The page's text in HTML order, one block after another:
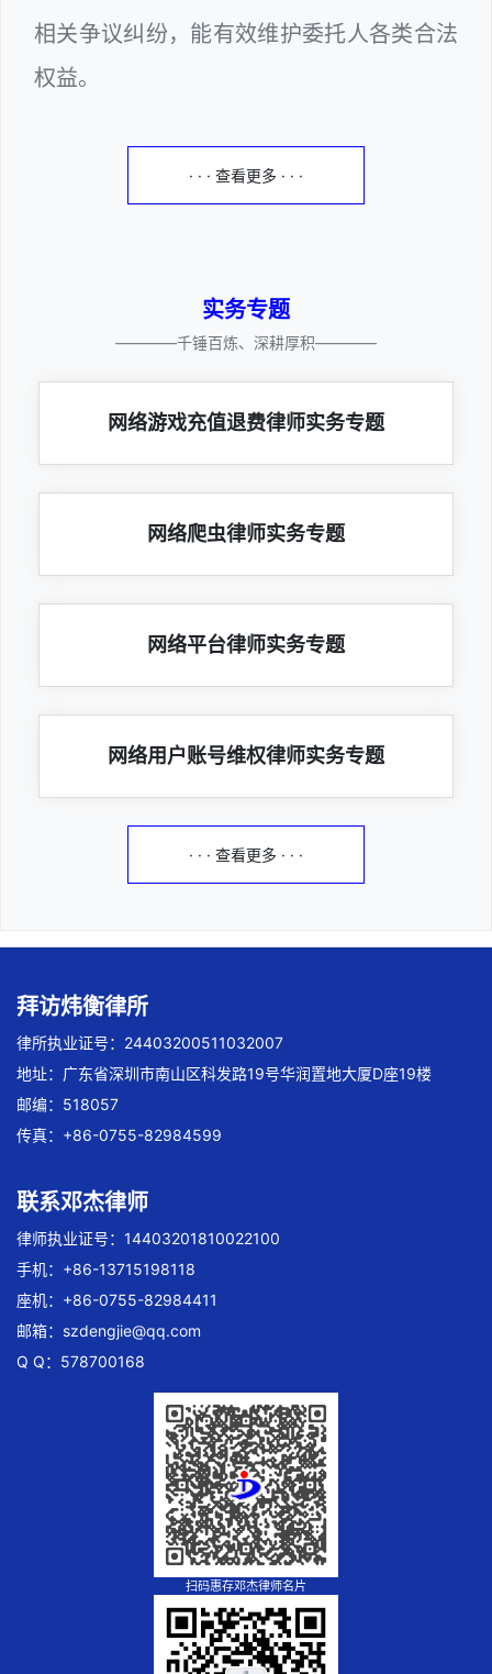
相关争议纠纷，能有效维护委托人各类合法
权益。
· · · 查看更多 · · ·
实务专题
————千锤百炼、深耕厚积————
网络游戏充值退费律师实务专题
网络爬虫律师实务专题
网络平台律师实务专题
网络用户账号维权律师实务专题
· · · 查看更多 · · ·
拜访炜衡律所
律所执业证号：24403200511032007
地址：广东省深圳市南山区科发路19号华润置地大厦D座19楼
邮编：518057
传真：+86-0755-82984599
联系邓杰律师
律师执业证号：14403201810022100
手机：+86-13715198118
座机：+86-0755-82984411
邮箱： szdengjie@qq.com
Q Q：578700168
扫码惠存邓杰律师名片